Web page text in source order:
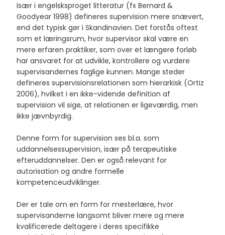
Især i engelsksproget litteratur (fx Bernard &
Goodyear 1998) defineres supervision mere snævert,
end det typisk gør i Skandinavien. Det forstås oftest
som et læringsrum, hvor supervisor skal være en
mere erfaren praktiker, som over et længere forløb
har ansvaret for at udvikle, kontrollere og vurdere
supervisandernes faglige kunnen. Mange steder
defineres supervisionsrelationen som hierarkisk (Ortiz
2006), hvilket i en ikke-vidende definition af
supervision vil sige, at relationen er ligeværdig, men
ikke jævnbyrdig.
Denne form for supervision ses bl.a. som
uddannelsessupervision, især på terapeutiske
efteruddannelser. Den er også relevant for
autorisation og andre formelle
kompetenceudviklinger.
​Der er tale om en form for mesterlære, hvor
supervisanderne langsomt bliver mere og mere
kvalificerede deltagere i deres specifikke